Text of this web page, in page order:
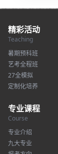
精彩活动
Teaching
暑期预科班
艺考全程班
27全模拟
定制化培养
专业课程
Course
专业介绍
九大专业